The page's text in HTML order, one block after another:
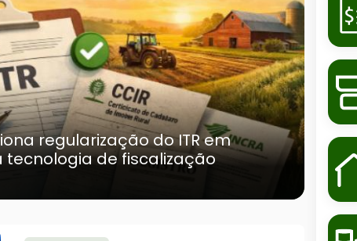
regularização do ITR em
de fiscalização
de-